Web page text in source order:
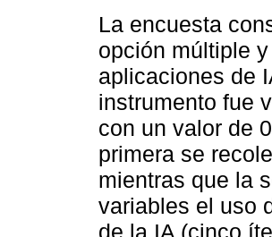
La encuesta
opción múltiple
aplicaciones de
instrumento fue
con un valor de
primera se
mientras que la
variables el uso
de la IA (cinco